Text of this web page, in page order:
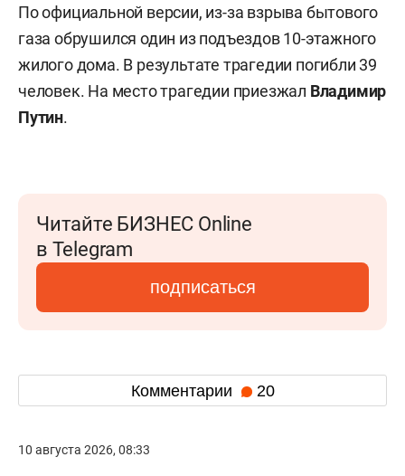
По официальной версии, из-за взрыва бытового
газа обрушился один из подъездов 10-этажного
жилого дома. В результате трагедии погибли 39
человек. На место трагедии приезжал Владимир
Путин.
Читайте БИЗНЕС Online
в Telegram
подписаться
Комментарии 20
10 августа 2026, 08:33